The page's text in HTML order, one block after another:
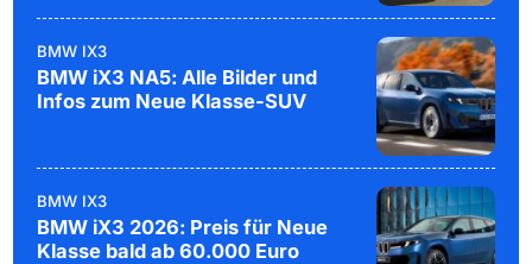
BMW IX3
BMW iX3 NA5: Alle Bilder und
Infos zum Neue Klasse-SUV
BMW IX3
BMW iX3 2026: Preis für Neue
Klasse bald ab 60.000 Euro